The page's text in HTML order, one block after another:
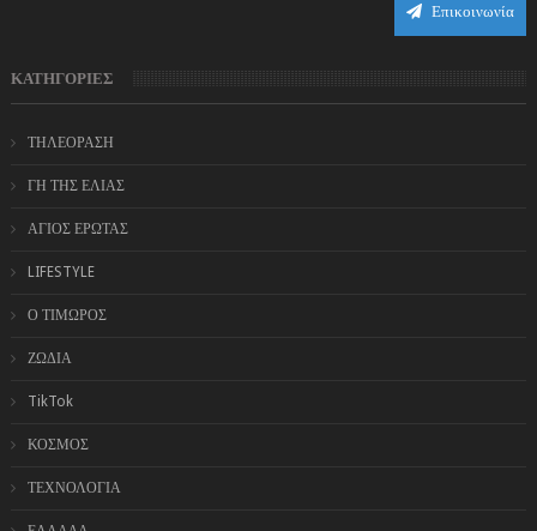
Επικοινωνία
ΚΑΤΗΓΟΡΙΕΣ
ΤΗΛΕΟΡΑΣΗ
ΓΗ ΤΗΣ ΕΛΙΑΣ
ΑΓΙΟΣ ΕΡΩΤΑΣ
LIFESTYLE
Ο ΤΙΜΩΡΟΣ
ΖΩΔΙΑ
TikTok
ΚΟΣΜΟΣ
ΤΕΧΝΟΛΟΓΙΑ